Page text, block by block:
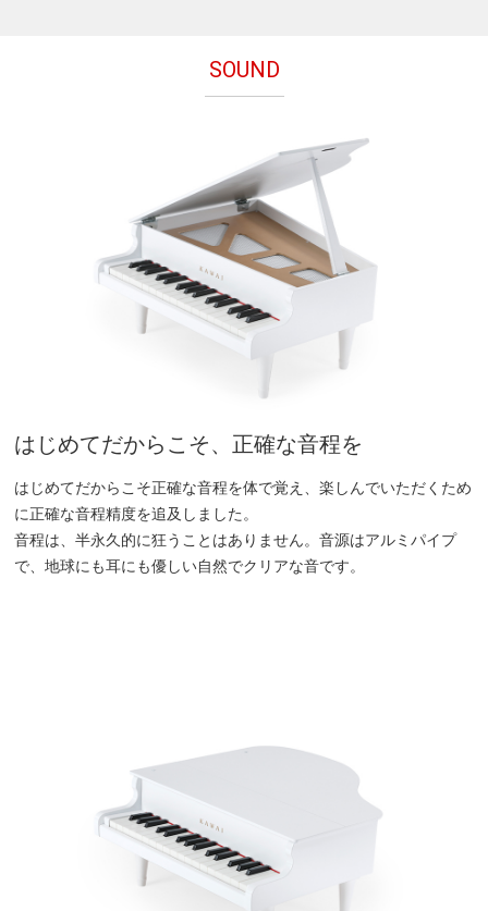
SOUND
はじめてだからこそ、正確な音程を
はじめてだからこそ正確な音程を体で覚え、楽しんでいただくため
に正確な音程精度を追及しました。
音程は、半永久的に狂うことはありません。音源はアルミパイプ
で、地球にも耳にも優しい自然でクリアな音です。